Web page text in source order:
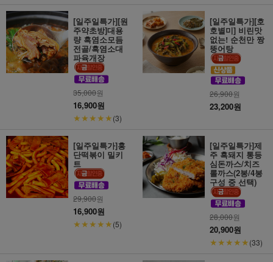
[일주일특가][원
주약초방]대용
량 흑염소모듬
전골/흑염소대
파육개장
35,000원
16,900원
★★★★★(3)
[일주일특가][호
호별미] 비린맛
없는! 순천만 짱
뚱어탕
26,900원
23,200원
[일주일특가]홍
단떡볶이 밀키
트
29,900원
16,900원
★★★★★(5)
[일주일특가]제
주 흑돼지 통등
심돈까스/치즈
롤까스(2봉/4봉
구성 중 선택)
28,000원
20,900원
★★★★★(33)